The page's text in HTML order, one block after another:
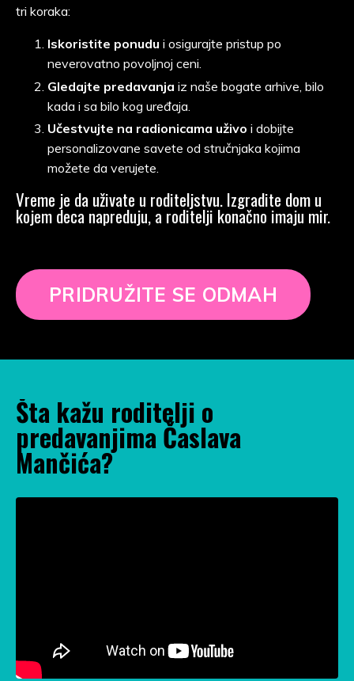
tri koraka:
Iskoristite ponudu i osigurajte pristup po
neverovatno povoljnoj ceni.
Gledajte predavanja iz naše bogate arhive, bilo
kada i sa bilo kog uređaja.
Učestvujte na radionicama uživo i dobijte
personalizovane savete od stručnjaka kojima
možete da verujete.
Vreme je da uživate u roditeljstvu. Izgradite dom u
kojem deca napreduju, a roditelji konačno imaju mir.
PRIDRUŽITE SE ODMAH
Šta kažu roditelji o
predavanjima Časlava
Mančića?